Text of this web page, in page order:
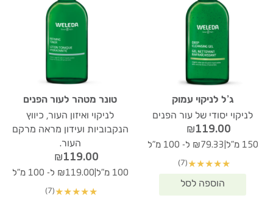
ג’ל לניקוי עמוק
לניקוי יסודי של עור הפנים
₪119.00
150 מ"ל ₪79.33 ל- 100 מ"ל
★
★
★
★
★
(7)
טונר מטהר לעור הפנים
לניקוי ואיזון העור, כיווץ
הנקבוביות ועידון מראה מרקם
העור.
₪119.00
100 מ"ל ₪119.00 ל- 100 מ"ל
★
★
★
★
★
(7)